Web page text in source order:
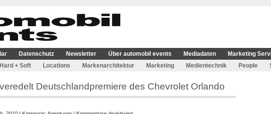
Datenschutz Newsletter Über automobil events Mediadaten Marketing
Hard + Soft Locations Markenarchitektur Marketing Medientechnik People
Deutschlandpremiere des Chevrolet Orlando